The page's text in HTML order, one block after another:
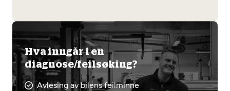
Hva inngår i en
diagnose/feilsøking?
Avlesing av bilens feilminne